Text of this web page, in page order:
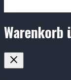
Warenkorb